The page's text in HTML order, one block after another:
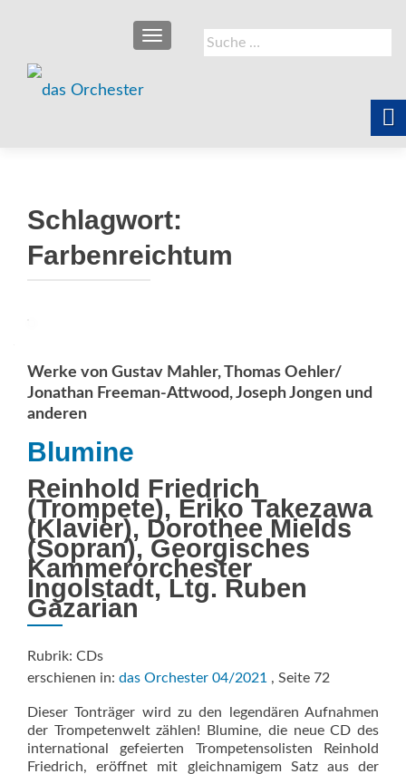
Suche
nach:
SCHALTE NAVIGATION
Schlagwort:
Farbenreichtum
Werke von Gustav Mahler, Thomas Oehler/
Jonathan Freeman-Attwood, Joseph Jongen und
anderen
Blumine
Reinhold Friedrich
(Trompete), Eriko Takezawa
(Klavier), Dorothee Mields
(Sopran), Georgisches
Kammerorchester
Ingolstadt, Ltg. Ruben
Gazarian
Rubrik: CDs
erschienen in: das Orchester 04/2021 , Seite 72
Dieser Tonträger wird zu den legendären Aufnahmen
der Trompetenwelt zählen! Blumine, die neue CD des
international gefeierten Trompetensolisten Reinhold
Friedrich, eröffnet mit gleichnamigem Satz aus der